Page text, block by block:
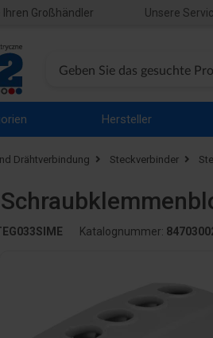
Ihren Großhändler Unsere
Hersteller
Drähtverbindung Steckverbinder
Katalognummer: